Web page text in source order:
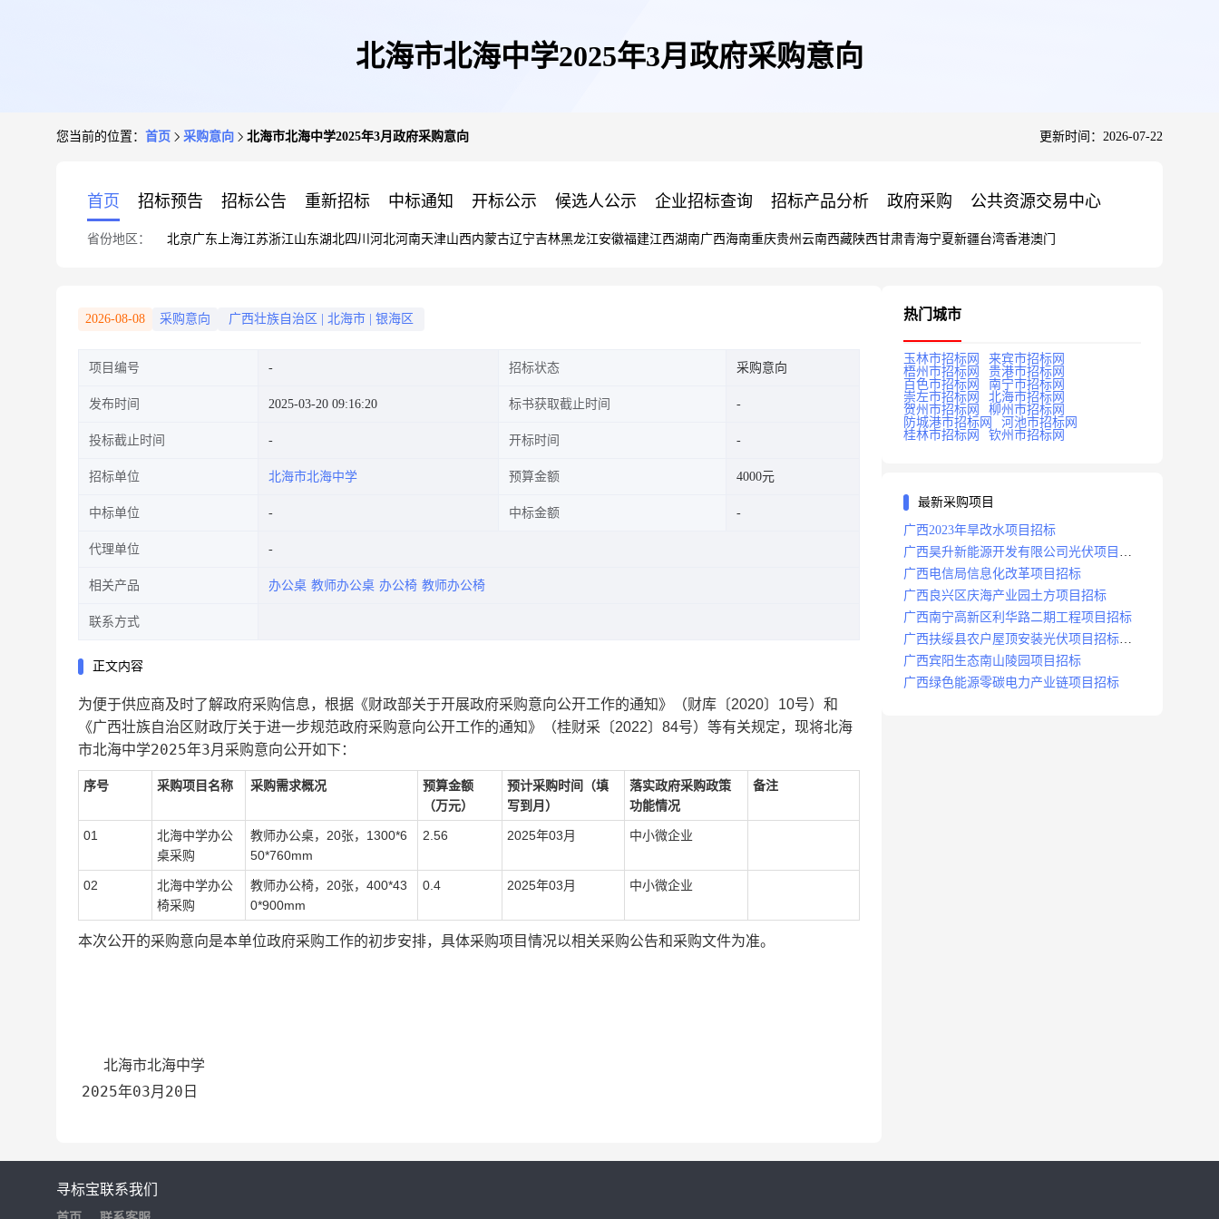
北海市北海中学2025年3月政府采购意向
您当前的位置： 首页 采购意向 北海市北海中学2025年3月政府采购意向 更新时间：2026-07-22
首页 招标预告 招标公告 重新招标 中标通知 开标公示 候选人公示 企业招标查询 招标产品分析 政府采购 公共资源交易中心
省份地区： 北京广东 上海江苏浙江山东湖北四川 河北河南天津山西内蒙古辽宁吉林黑龙江安徽福建江西湖南广西海南重庆贵州 云南西藏陕西甘肃青海宁夏新疆台湾香港澳门
2026-08-08 采购意向 广西壮族自治区 北海市 银海区
项目编号 招标状态 采购意向
发布时间 2025-03-20 09:16:20 标书获取截止时间
投标截止时间 开标时间
招标单位 北海市北海中学 预算金额 4000元
中标单位 中标金额
代理单位
相关产品 办公桌 教师办公桌 办公椅 教师办公椅
联系方式
正文内容
为便于供应商及时了解政府采购信息，根据《财政部关于开展政府采购意向公开工作的通知》（财库〔2020〕10号）和
《广西壮族自治区财政厅关于进一步规范政府采购意向公开工作的通知》（桂财采〔2022〕84号）等有关规定，现将北海
市北海中学2025年3月采购意向公开如下：
序号 采购项目名称 采购需求概况
预算金额
（万元）
预计采购时间（填
写到月）
落实政府采购政策
功能情况
备注
01
北海中学办公
桌采购
教师办公桌，20张，1300*6
50*760mm
2.56 2025年03月 中小微企业
02
北海中学办公
椅采购
教师办公椅，20张，400*43
0*900mm
0.4 2025年03月 中小微企业
本次公开的采购意向是本单位政府采购工作的初步安排，具体采购项目情况以相关采购公告和采购文件为准。
北海市北海中学
2025年03月20日
热门城市
玉林市招标网
来宾市招标网
梧州市招标网
贵港市招标网
百色市招标网
南宁市招标网
崇左市招标网
北海市招标网
贺州市招标网
柳州市招标网
防城港市招标网
河池市招标网
桂林市招标网
钦州市招标网
最新采购项目
广西2023年旱改水项目招标
广西昊升新能源开发有限公司光伏项目招
标
广西电信局信息化改革项目招标
广西良兴区庆海产业园土方项目招标
广西南宁高新区利华路二期工程项目招标
广西扶绥县农户屋顶安装光伏项目招标公
告
广西宾阳生态南山陵园项目招标
广西绿色能源零碳电力产业链项目招标
寻标宝联系我们